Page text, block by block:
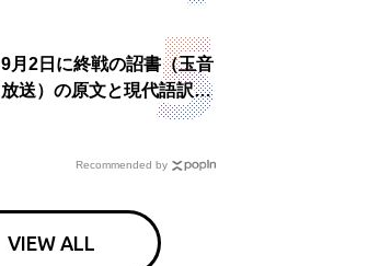
9月2日に終戦の詔書（玉音
放送）の原文と現代語訳を
読む もう一つの「終戦の
Recommended by
VIEW ALL